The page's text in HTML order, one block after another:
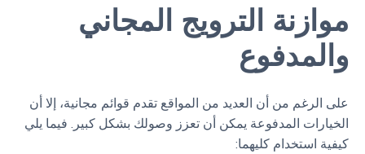
موازنة الترويج المجاني
والمدفوع
على الرغم من أن العديد من المواقع تقدم قوائم مجانية، إلا أن
الخيارات المدفوعة يمكن أن تعزز وصولك بشكل كبير. فيما يلي
كيفية استخدام كليهما: